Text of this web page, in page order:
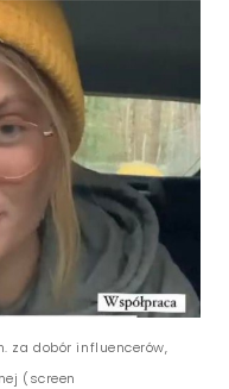
za dobór influencerów,
(screen